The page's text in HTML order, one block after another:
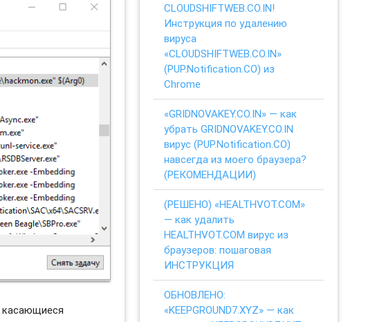
касающиеся
CLOUDSHIFTWEB.CO.IN!
Инструкция по удалению
вируса
«CLOUDSHIFTWEB.CO.IN»
(PUP.Notification.CO) из
Chrome
«GRIDNOVAKEY.CO.IN» — как
убрать GRIDNOVAKEY.CO.IN
вирус (PUP.Notification.CO)
навсегда из моего браузера?
(РЕКОМЕНДАЦИИ)
(РЕШЕНО) «HEALTHVOT.COM»
— как удалить
HEALTHVOT.COM вирус из
браузеров: пошаговая
ИНСТРУКЦИЯ
ОБНОВЛЕНО:
«KEEPGROUND7.XYZ» — как